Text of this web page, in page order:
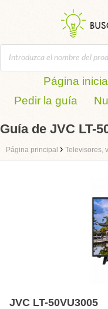
Página inicial
Pedir la guía
Guía de JVC LT-
Página principal › Televisores,
JVC LT-50VU3005